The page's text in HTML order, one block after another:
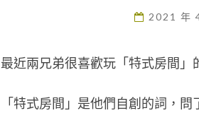
2021 年
最近兩兄弟很喜歡玩「特式房間」
「特式房間」是他們自創的詞，